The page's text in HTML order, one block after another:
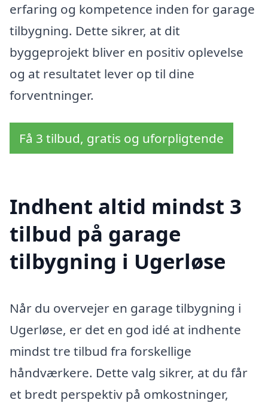
erfaring og kompetence inden for garage
tilbygning. Dette sikrer, at dit
byggeprojekt bliver en positiv oplevelse
og at resultatet lever op til dine
forventninger.
Få 3 tilbud, gratis og uforpligtende
Indhent altid mindst 3
tilbud på garage
tilbygning i Ugerløse
Når du overvejer en garage tilbygning i
Ugerløse, er det en god idé at indhente
mindst tre tilbud fra forskellige
håndværkere. Dette valg sikrer, at du får
et bredt perspektiv på omkostninger,